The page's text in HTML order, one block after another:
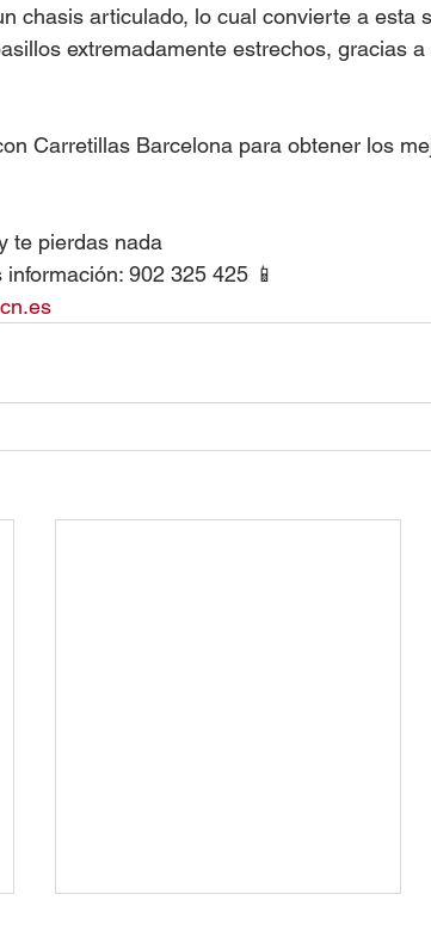
chasis articulado, lo cual convierte a esta
extremadamente estrechos, gracias
Carretillas Barcelona para obtener los
te pierdas nada
902 325 425 📱